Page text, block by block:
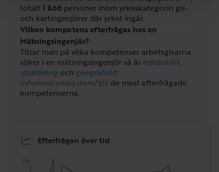
totalt1 866 personer inom yrkeskategorin gis-
och kartingenjörer där yrket ingår.
Vilken kompetens efterfrågas hos en
Mätningsingenjör?
Tittar man på vilka kompetenser arbetsgivarna
söker i en mätningsingenjör så är mätteknik,
utsättning och geografiskt
informationssystem/gis de mest efterfrågade
kompetenserna.
Efterfrågan över tid
Hög